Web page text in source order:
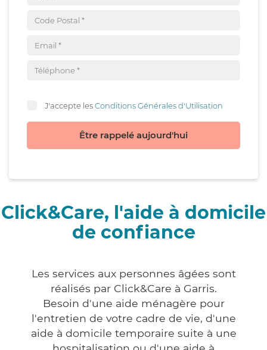
J'accepte lesConditions Générales d'Utilisation
Être rappelé aujourd'hui
Click&Care, l'aide à domicile
de confiance
Les services aux personnes âgées sont
réalisés par Click&Care à Garris.
Besoin d'une aide ménagère pour
l'entretien de votre cadre de vie, d'une
aide à domicile temporaire suite à une